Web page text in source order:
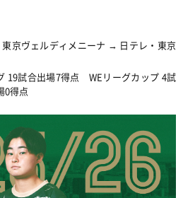
京ヴェルディメニーナ → 日テレ・東京
19試合出場7得点 WEリーグカップ 4試
0得点